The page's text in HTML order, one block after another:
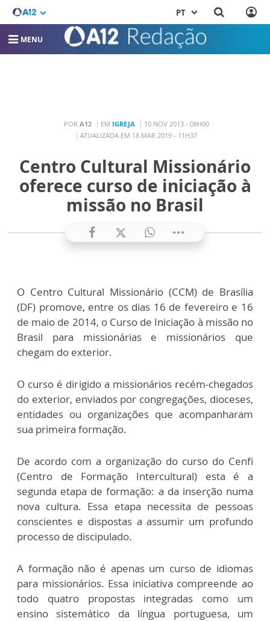
PT
MENU
POR A12 EM IGREJA
10 NOV 2013 - 08H00
ATUALIZADA EM 18 MAR 2019 - 11H37
Centro Cultural Missionário
oferece curso de iniciação à
missão no Brasil
O Centro Cultural Missionário (CCM) de Brasília
(DF) promove, entre os dias 16 de fevereiro e 16
de maio de 2014, o Curso de Iniciação à missão no
Brasil para missionárias e missionários que
chegam do exterior.
O curso é dirigido a missionários recém-chegados
do exterior, enviados por congregações, dioceses,
entidades ou organizações que acompanharam
sua primeira formação.
De acordo com a organização do curso do Cenfi
(Centro de Formação Intercultural) esta é a
segunda etapa de formação: a da inserção numa
nova cultura. Essa etapa necessita de pessoas
conscientes e dispostas a assumir um profundo
processo de discipulado.
A formação não é apenas um curso de idiomas
para missionários. Essa iniciativa compreende ao
todo quatro propostas integradas como um
ensino sistemático da língua portuguesa, um